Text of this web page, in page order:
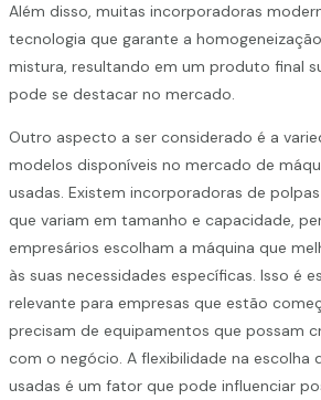
Além disso, muitas incorporadoras
tecnologia que garante a
mistura, resultando em um produto final
pode se destacar no mercado.
Outro aspecto a ser considerado é a
modelos disponíveis no mercado de
usadas. Existem incorporadoras de
que variam em tamanho e capacidade,
empresários escolham a máquina que
às suas necessidades específicas. Isso é
relevante para empresas que estão
precisam de equipamentos que possam
com o negócio. A flexibilidade na escolha
usadas é um fator que pode influenciar